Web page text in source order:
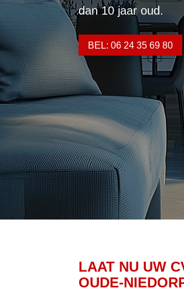
dan 10 jaar oud.
BEL: 06 24 35 69 80
LAAT NU UW
OUDE-